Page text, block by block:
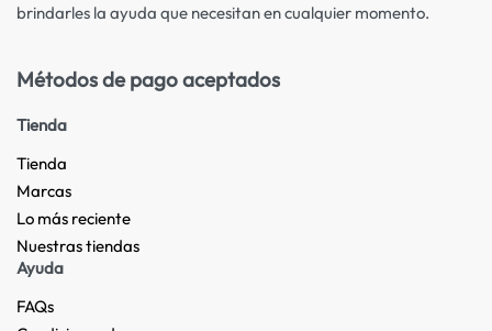
brindarles la ayuda que necesitan en cualquier momento.
Métodos de pago aceptados
Tienda
Tienda
Marcas
Lo más reciente​
Nuestras tiendas​
Ayuda
FAQs